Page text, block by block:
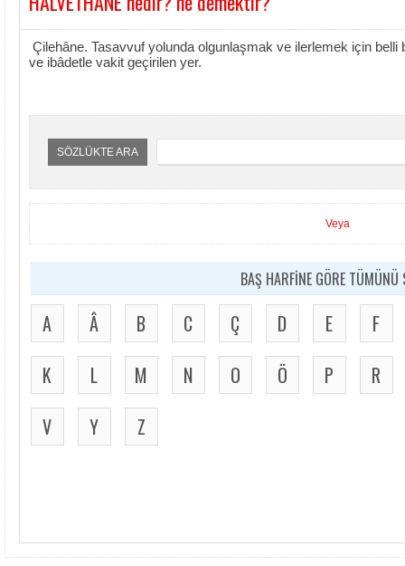
Çilehâne. Tasavvuf yolunda olgunlaşmak ve ilerlemek için belli
ve ibâdetle vakit geçirilen yer.
SÖZLÜKTE ARA
Veya
BAŞ HARFİNE GÖRE TÜMÜNÜ
A Â B C Ç D E
F
K
L M N O Ö P
R
V
Y Z